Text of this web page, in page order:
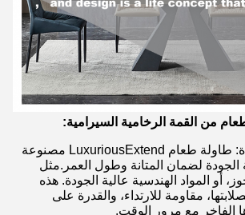
من القمة الرخامية السيرامية:
المواد عالية الجودة: طاولة طعام LuxuriousExtend مصنوعة
الجودة لضمان المتانة وطول العمر.مثل
أو المواد الهندسية عالية الجودة. هذه
مقاومة للارتداء، والقدرة على
الفاخر مع مرور الوقت.